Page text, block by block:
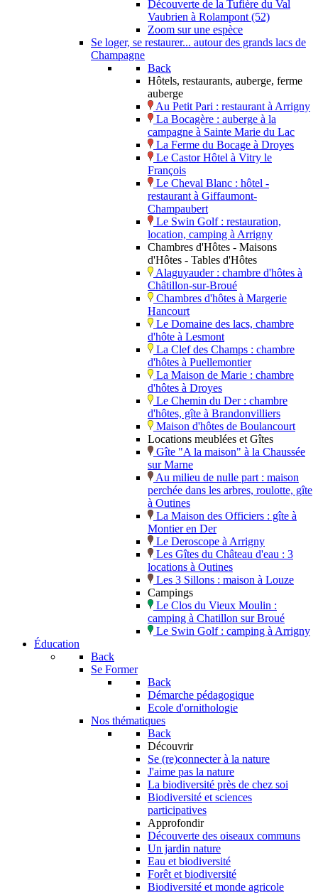
Découverte de la Tufière du Val
Vaubrien à Rolampont (52)
Zoom sur une espèce
Se loger, se restaurer... autour des grands lacs de
Champagne
Back
Hôtels, restaurants, auberge, ferme
auberge
Au Petit Pari : restaurant à Arrigny
La Bocagère : auberge à la
campagne à Sainte Marie du Lac
La Ferme du Bocage à Droyes
Le Castor Hôtel à Vitry le
François
Le Cheval Blanc : hôtel -
restaurant à Giffaumont-
Champaubert
Le Swin Golf : restauration,
location, camping à Arrigny
Chambres d'Hôtes - Maisons
d'Hôtes - Tables d'Hôtes
Alaguyauder : chambre d'hôtes à
Châtillon-sur-Broué
Chambres d'hôtes à Margerie
Hancourt
Le Domaine des lacs, chambre
d'hôte à Lesmont
La Clef des Champs : chambre
d'hôtes à Puellemontier
La Maison de Marie : chambre
d'hôtes à Droyes
Le Chemin du Der : chambre
d'hôtes, gîte à Brandonvilliers
Maison d'hôtes de Boulancourt
Locations meublées et Gîtes
Gîte "A la maison" à la Chaussée
sur Marne
Au milieu de nulle part : maison
perchée dans les arbres, roulotte, gîte
à Outines
La Maison des Officiers : gîte à
Montier en Der
Le Deroscope à Arrigny
Les Gîtes du Château d'eau : 3
locations à Outines
Les 3 Sillons : maison à Louze
Campings
Le Clos du Vieux Moulin :
camping à Chatillon sur Broué
Le Swin Golf : camping à Arrigny
Éducation
Back
Se Former
Back
Démarche pédagogique
Ecole d'ornithologie
Nos thématiques
Back
Découvrir
Se (re)connecter à la nature
J'aime pas la nature
La biodiversité près de chez soi
Biodiversité et sciences
participatives
Approfondir
Découverte des oiseaux communs
Un jardin nature
Eau et biodiversité
Forêt et biodiversité
Biodiversité et monde agricole